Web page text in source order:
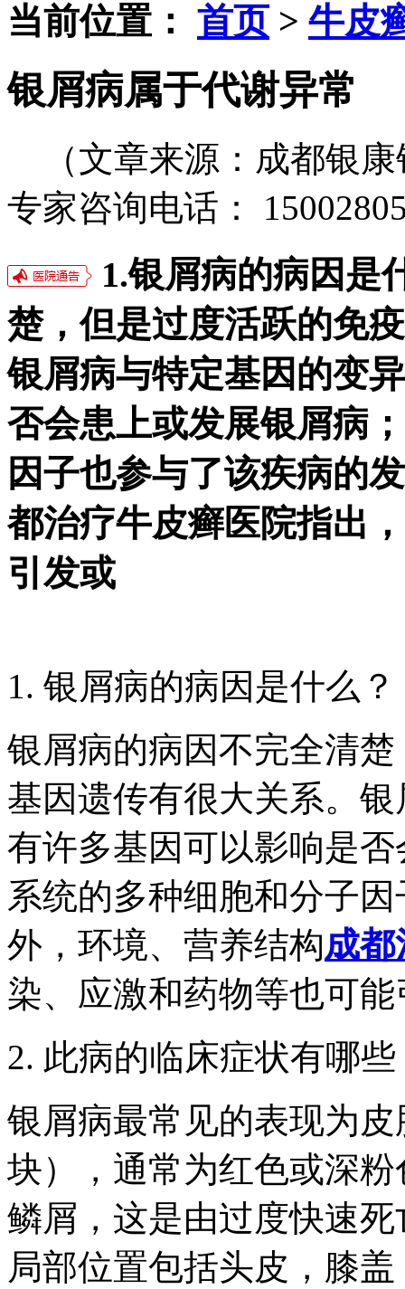
当前位置： 首页> 牛皮
银屑病属于代谢异常
（文章来源：成都银
专家咨询电话：
1.银屑病的病因是
楚，但是过度活跃的免
银屑病与特定基因的变
否会患上或发展银屑病
因子也参与了该疾病的
都治疗牛皮癣医院指出
引发或
1. 银屑病的病因是什么？
银屑病的病因不完全清
基因遗传有很大关系。
有许多基因可以影响是
系统的多种细胞和分子
外，环境、营养结构成
染、应激和药物等也可
2. 此病的临床症状有哪些
银屑病最常见的表现为
块），通常为红色或深
鳞屑，这是由过度快速
局部位置包括头皮，膝